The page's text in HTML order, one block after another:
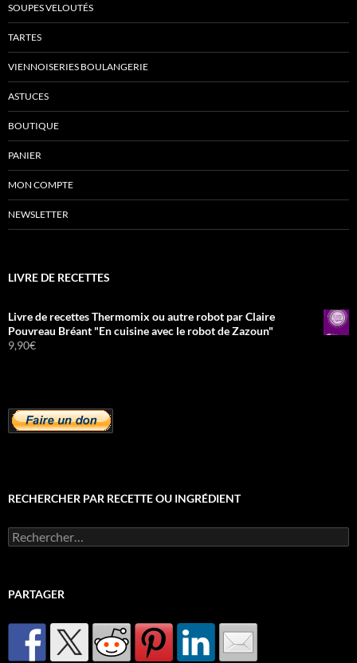
SOUPES VELOUTÉS
TARTES
VIENNOISERIES BOULANGERIE
ASTUCES
BOUTIQUE
PANIER
MON COMPTE
NEWSLETTER
LIVRE DE RECETTES
Livre de recettes Thermomix ou autre robot par Claire
Pouvreau Bréant "En cuisine avec le robot de Zazoun"
9,90€
RECHERCHER PAR RECETTE OU INGRÉDIENT
Rechercher :
PARTAGER